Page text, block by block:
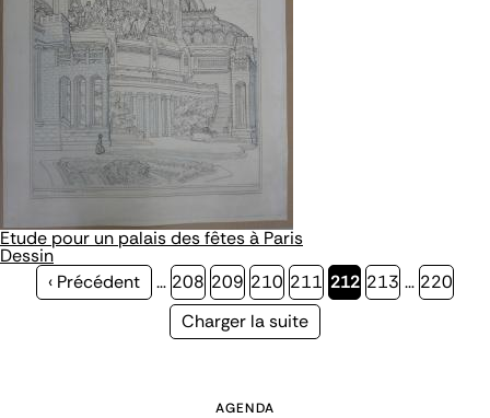
Etude pour un palais des fêtes à Paris
Dessin
Page
‹ Précédent … Page
208 Page
209 Page
210 Page
211 Page
212 Page
213 … Page
220
Page
Charger la suite
AGENDA